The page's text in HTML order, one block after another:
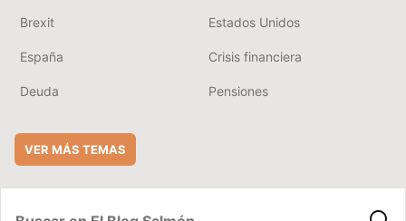
Brexit Estados Unidos
España Crisis financiera
Deuda Pensiones
VER MÁS TEMAS